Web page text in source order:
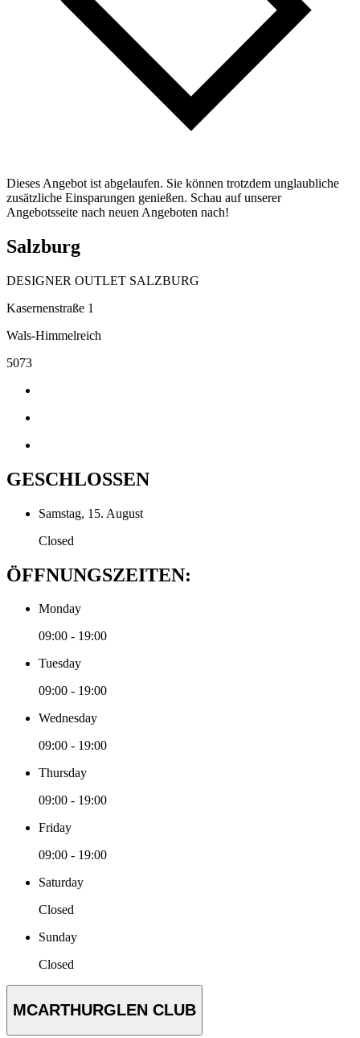
Dieses Angebot ist abgelaufen. Sie können trotzdem unglaubliche
zusätzliche Einsparungen genießen. Schau auf unserer
Angebotsseite nach neuen Angeboten nach!
Salzburg
DESIGNER OUTLET SALZBURG
Kasernenstraße 1
Wals-Himmelreich
5073
GESCHLOSSEN
Samstag, 15. August
Closed
ÖFFNUNGSZEITEN:
Monday
09:00 - 19:00
Tuesday
09:00 - 19:00
Wednesday
09:00 - 19:00
Thursday
09:00 - 19:00
Friday
09:00 - 19:00
Saturday
Closed
Sunday
Closed
MCARTHURGLEN CLUB